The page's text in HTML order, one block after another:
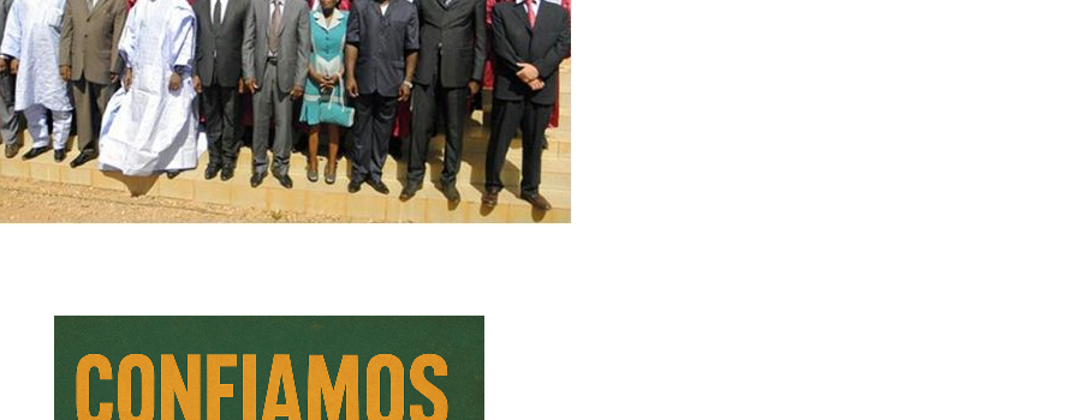
e Negócios
profissionais em negócios que se adaptam ao teu horário e te ajudam a
mestrados à distância para cada país da Comunidade dos Países de Língua